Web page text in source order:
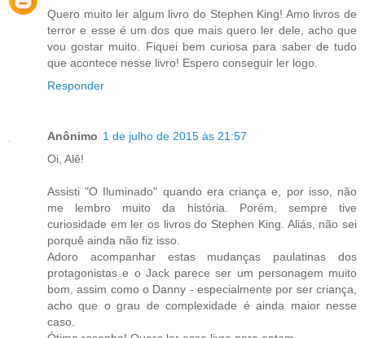
Quero muito ler algum livro do Stephen King! Amo livros de
terror e esse é um dos que mais quero ler dele, acho que
vou gostar muito. Fiquei bem curiosa para saber de tudo
que acontece nesse livro! Espero conseguir ler logo.
Responder
Anônimo 1 de julho de 2015 às 21:57
Oi, Alê!
Assisti "O Iluminado" quando era criança e, por isso, não
me lembro muito da história. Porém, sempre tive
curiosidade em ler os livros do Stephen King. Aliás, não sei
porquê ainda não fiz isso.
Adoro acompanhar estas mudanças paulatinas dos
protagonistas e o Jack parece ser um personagem muito
bom, assim como o Danny - especialmente por ser criança,
acho que o grau de complexidade é ainda maior nesse
caso.